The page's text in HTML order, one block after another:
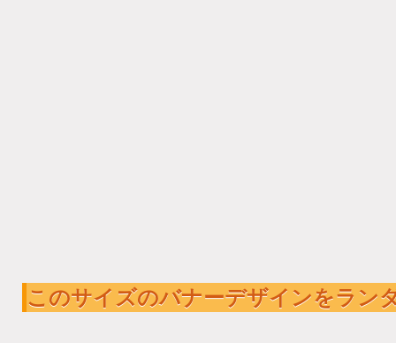
このサイズのバナーデザインをラン